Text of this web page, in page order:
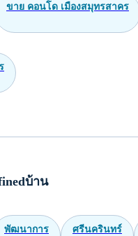
ขาย คอนโด เมืองสมุทรสาคร
บ้าน
พัฒนาการ ศรีนครินทร์